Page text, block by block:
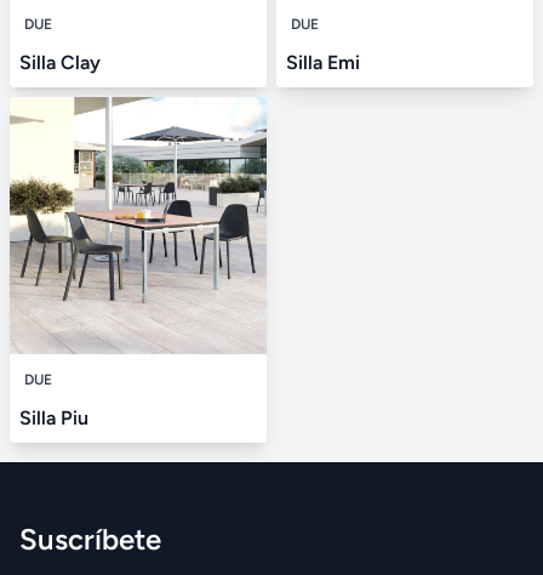
DUE
Silla Clay
DUE
Silla Emi
DUE
Silla Piu
Suscríbete